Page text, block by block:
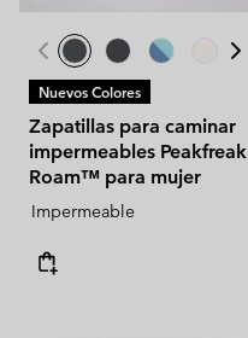
Nuevos Colores
Zapatillas para caminar
impermeables Peakfreak
Roam™ para mujer
Impermeable